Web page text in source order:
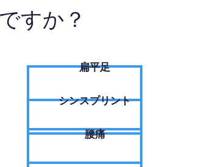
すか？
扁平足
シンスプリント
腰痛